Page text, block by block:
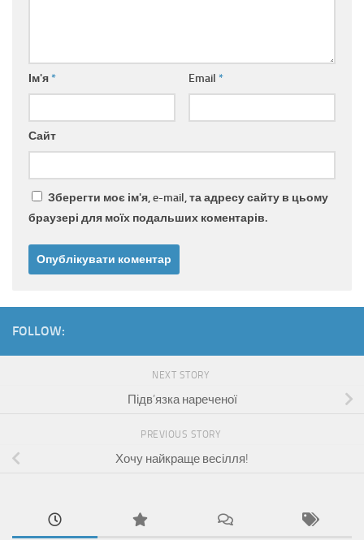
Ім'я* Email *
Сайт
Зберегти моє ім'я, e-mail, та адресу сайту в цьому
браузері для моїх подальших коментарів.
FOLLOW:
NEXT STORY
Підв’язка нареченої
PREVIOUS STORY
Хочу найкраще весілля!